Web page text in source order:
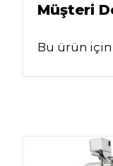
Müşteri
Bu ürün